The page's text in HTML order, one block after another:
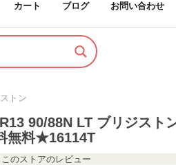
カート ブログ お問い合わせ
トン
90/88N LT ブリジスト
無料★16114T
のストアのレビュー